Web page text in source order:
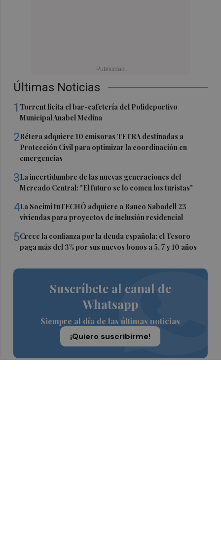
Últimas Noticias
1 Torrent licita el bar-cafetería del Polideportivo
Municipal Anabel Medina
2Bétera adquiere 10 emisoras TETRA destinadas a
Protección Civil para optimizar la coordinación en
emergencias
3La incertidumbre de las nuevas generaciones del
Mercado Central: "El futuro se lo comen los turistas"
4La Socimi tuTECHÔ adquiere a Banco Sabadell 23
viviendas para proyectos de inclusión residencial
5Crece la confianza por la deuda española: el Tesoro
paga más del 3% por sus nuevos bonos a 5, 7 y 10 años
Suscríbete al canal de
Whatsapp
Siempre al día de las últimas noticias
¡Quiero suscribirme!